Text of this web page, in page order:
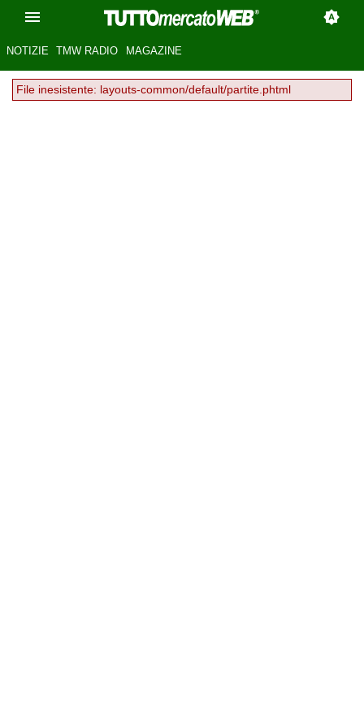
NOTIZIE TMW RADIO MAGAZINE
File inesistente: layouts-common/default/partite.phtml